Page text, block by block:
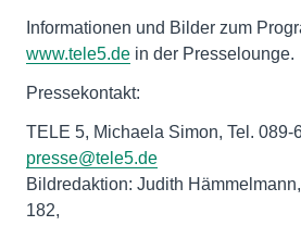
Informationen und Bilder zum
www.tele5.de in der Presselounge.
Pressekontakt:
TELE 5, Michaela Simon, Tel. 089-
presse@tele5.de
Bildredaktion: Judith
182,